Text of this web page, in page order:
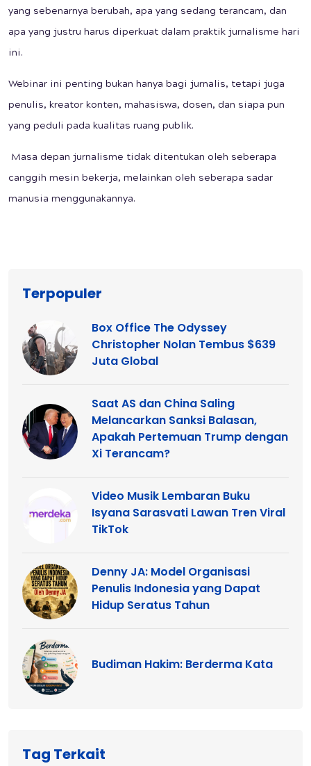
yang sebenarnya berubah, apa yang sedang terancam, dan
apa yang justru harus diperkuat dalam praktik jurnalisme hari
ini.
Webinar ini penting bukan hanya bagi jurnalis, tetapi juga
penulis, kreator konten, mahasiswa, dosen, dan siapa pun
yang peduli pada kualitas ruang publik.
Masa depan jurnalisme tidak ditentukan oleh seberapa
canggih mesin bekerja, melainkan oleh seberapa sadar
manusia menggunakannya.
Terpopuler
Box Office The Odyssey
Christopher Nolan Tembus $639
Juta Global
Saat AS dan China Saling
Melancarkan Sanksi Balasan,
Apakah Pertemuan Trump dengan
Xi Terancam?
Video Musik Lembaran Buku
Isyana Sarasvati Lawan Tren Viral
TikTok
Denny JA: Model Organisasi
Penulis Indonesia yang Dapat
Hidup Seratus Tahun
Budiman Hakim: Berderma Kata
Tag Terkait